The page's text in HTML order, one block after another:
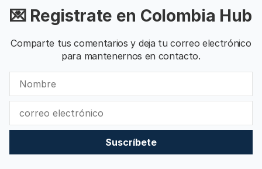
💌 Registrate en Colombia Hub
Comparte tus comentarios y deja tu correo electrónico
para mantenernos en contacto.
Suscríbete